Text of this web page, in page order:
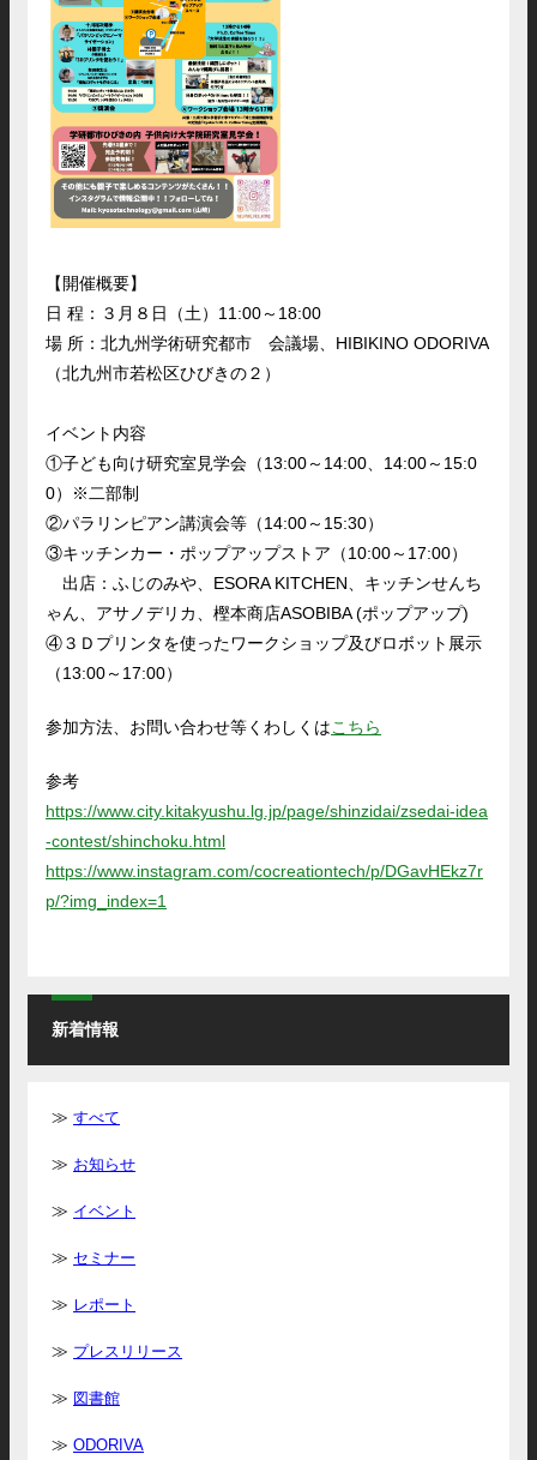
【開催概要】
日 程：３月８日（土）11:00～18:00
場 所：北九州学術研究都市 会議場、HIBIKINO ODORIVA
（北九州市若松区ひびきの２）
イベント内容
①子ども向け研究室見学会（13:00～14:00、14:00～15:0
0）※二部制
②パラリンピアン講演会等（14:00～15:30）
③キッチンカー・ポップアップストア（10:00～17:00）
出店：ふじのみや、ESORA KITCHEN、キッチンせんち
ゃん、アサノデリカ、樫本商店ASOBIBA (ポップアップ)
④３Ｄプリンタを使ったワークショップ及びロボット展示
（13:00～17:00）
参加方法、お問い合わせ等くわしくはこちら
参考
https://www.city.kitakyushu.lg.jp/page/shinzidai/zsedai-idea
-contest/shinchoku.html
https://www.instagram.com/cocreationtech/p/DGavHEkz7r
p/?img_index=1
新着情報
すべて
お知らせ
イベント
セミナー
レポート
プレスリリース
図書館
ODORIVA